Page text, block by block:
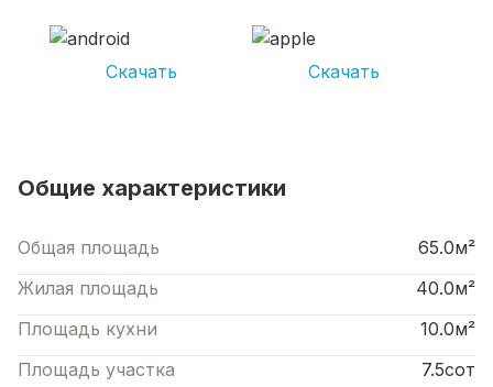
Скачать Скачать
Общие характеристики
Общая площадь
65.0м²
Жилая площадь
40.0м²
Площадь кухни
10.0м²
Площадь участка
7.5сот